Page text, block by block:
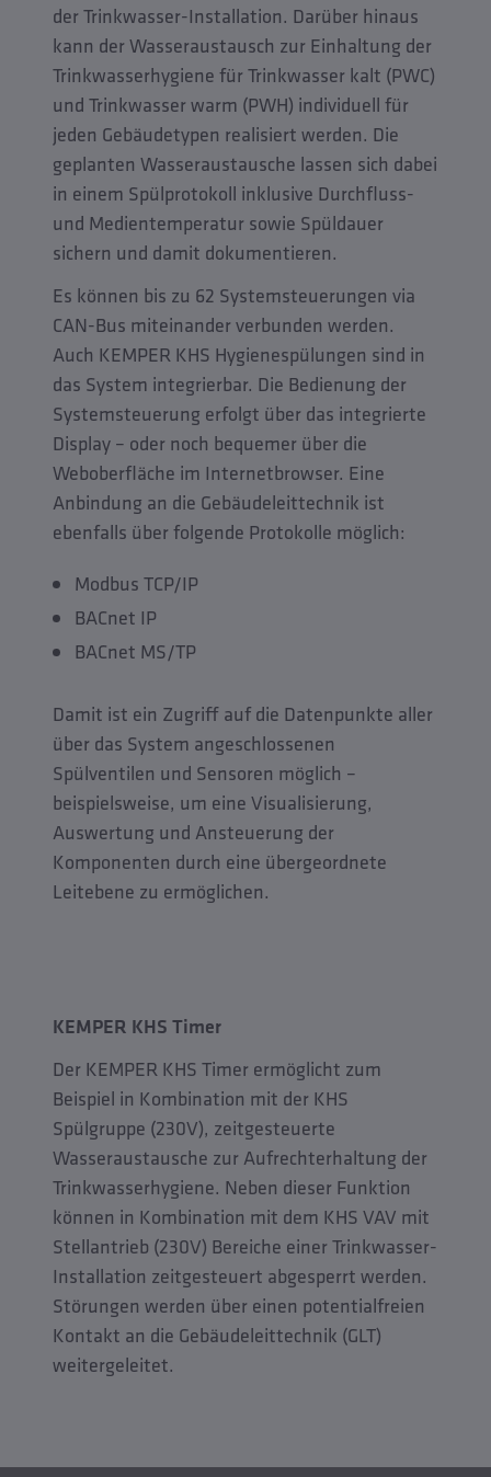
der Trinkwasser-Installation. Darüber hinaus
kann der Wasseraustausch zur Einhaltung der
Trinkwasserhygiene für Trinkwasser kalt (PWC)
und Trinkwasser warm (PWH) individuell für
jeden Gebäudetypen realisiert werden. Die
geplanten Wasseraustausche lassen sich dabei
in einem Spülprotokoll inklusive Durchfluss-
und Medientemperatur sowie Spüldauer
sichern und damit dokumentieren.
Es können bis zu 62 Systemsteuerungen via
CAN-Bus miteinander verbunden werden.
Auch KEMPER KHS Hygienespülungen sind in
das System integrierbar. Die Bedienung der
Systemsteuerung erfolgt über das integrierte
Display – oder noch bequemer über die
Weboberfläche im Internetbrowser. Eine
Anbindung an die Gebäudeleittechnik ist
ebenfalls über folgende Protokolle möglich:
Modbus TCP/IP
BACnet IP
BACnet MS/TP
Damit ist ein Zugriff auf die Datenpunkte aller
über das System angeschlossenen
Spülventilen und Sensoren möglich –
beispielsweise, um eine Visualisierung,
Auswertung und Ansteuerung der
Komponenten durch eine übergeordnete
Leitebene zu ermöglichen.
KEMPER KHS Timer
Der KEMPER KHS Timer ermöglicht zum
Beispiel in Kombination mit der KHS
Spülgruppe (230V), zeitgesteuerte
Wasseraustausche zur Aufrechterhaltung der
Trinkwasserhygiene. Neben dieser Funktion
können in Kombination mit dem KHS VAV mit
Stellantrieb (230V) Bereiche einer Trinkwasser-
Installation zeitgesteuert abgesperrt werden.
Störungen werden über einen potentialfreien
Kontakt an die Gebäudeleittechnik (GLT)
weitergeleitet.